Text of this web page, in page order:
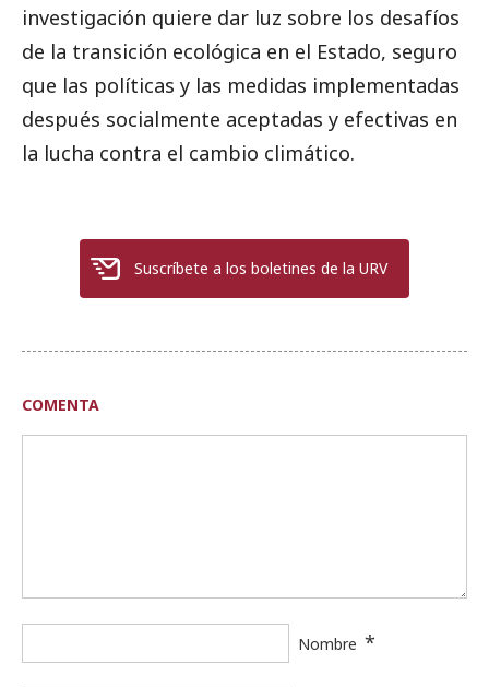
investigación quiere dar luz sobre los desafíos
de la transición ecológica en el Estado, seguro
que las políticas y las medidas implementadas
después socialmente aceptadas y efectivas en
la lucha contra el cambio climático.
Suscríbete a los boletines de la URV
COMENTA
Nombre *